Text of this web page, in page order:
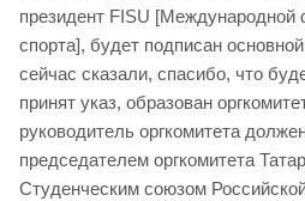
президент FISU [Международной
спорта], будет подписан
сейчас сказали, спасибо, что
принят указ, образован
руководитель оргкомитета
председателем оргкомитета
Студенческим союзом